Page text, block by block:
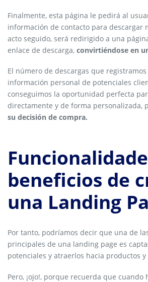
Finalmente, esta página le pedirá al
información de contacto para descargar
acto seguido, será redirigido a una
enlace de descarga, convirtiéndose en
El número de descargas que
información personal de potenciales
conseguimos la oportunidad perfecta
directamente y de forma personalizada,
su decisión de compra.
beneficios de
una Landing
Por tanto, podríamos decir que una de
principales de una landing page es
potenciales y atraerlos hacia productos y
Pero, ¡ojo!, porque recuerda que cuando